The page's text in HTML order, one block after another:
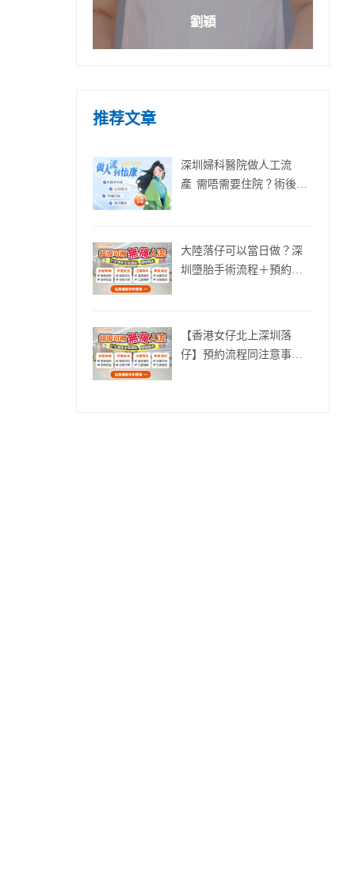
劉穎
推荐文章
深圳婦科醫院做人工流
產 需唔需要住院？術後要
大陸落仔可以當日做？深
圳墮胎手術流程＋預約須
【香港女仔北上深圳落
仔】預約流程同注意事項